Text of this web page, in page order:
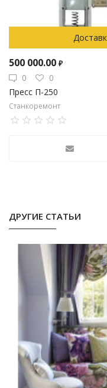
500 000.00 ₽
0
0
Пресс П-250
Станкоремонт
ДРУГИЕ СТАТЬИ